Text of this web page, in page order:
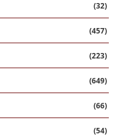
(32)
(457)
(223)
(649)
(66)
(54)